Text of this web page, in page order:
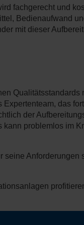
fachgerecht und
Bedienaufwand
mit dieser
das
der
problemlos im